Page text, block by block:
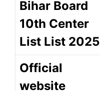
Bihar Board
10th Center
List List 2025
Official
website